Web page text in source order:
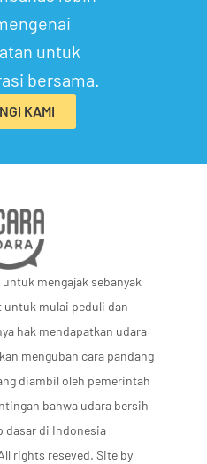
untuk
bersama.
KAMI
mengajak sebanyak
untuk mulai peduli dan
hak mendapatkan udara
mengubah cara pandang
diambil oleh pemerintah
bahwa udara bersih
dasar di Indonesia
rights reseved. Site by